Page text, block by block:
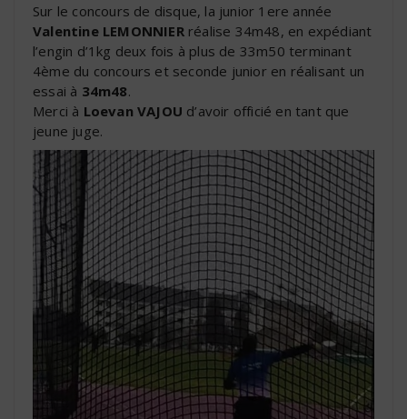
Sur le concours de disque, la junior 1ere année
Valentine LEMONNIER réalise 34m48, en expédiant
l’engin d’1kg deux fois à plus de 33m50 terminant
4ème du concours et seconde junior en réalisant un
essai à 34m48.
Merci à Loevan VAJOU d’avoir officié en tant que
jeune juge.